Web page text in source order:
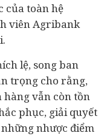
của toàn hệ
viên Agribank
lệ, song ban
trọng cho rằng,
hàng vẫn còn tồn
phục, giải quyết
nhược điểm